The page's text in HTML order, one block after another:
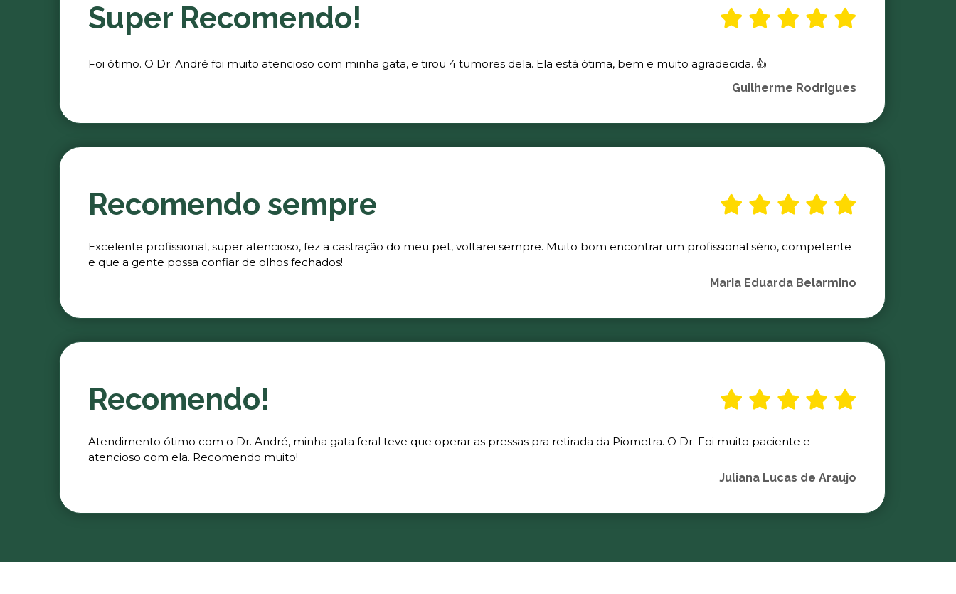
Super Recomendo!
Foi ótimo. O Dr. André foi muito atencioso com minha gata, e tirou 4 tumores dela. Ela está ótima, bem e muito agradecida. 👍
Guilherme Rodrigues
Recomendo sempre
Excelente profissional, super atencioso, fez a castração do meu pet, voltarei sempre. Muito bom encontrar um profissional sério, competente
e que a gente possa confiar de olhos fechados!
Maria Eduarda Belarmino
Recomendo!
Atendimento ótimo com o Dr. André, minha gata feral teve que operar as pressas pra retirada da Piometra. O Dr. Foi muito paciente e
atencioso com ela. Recomendo muito!
Juliana Lucas de Araujo